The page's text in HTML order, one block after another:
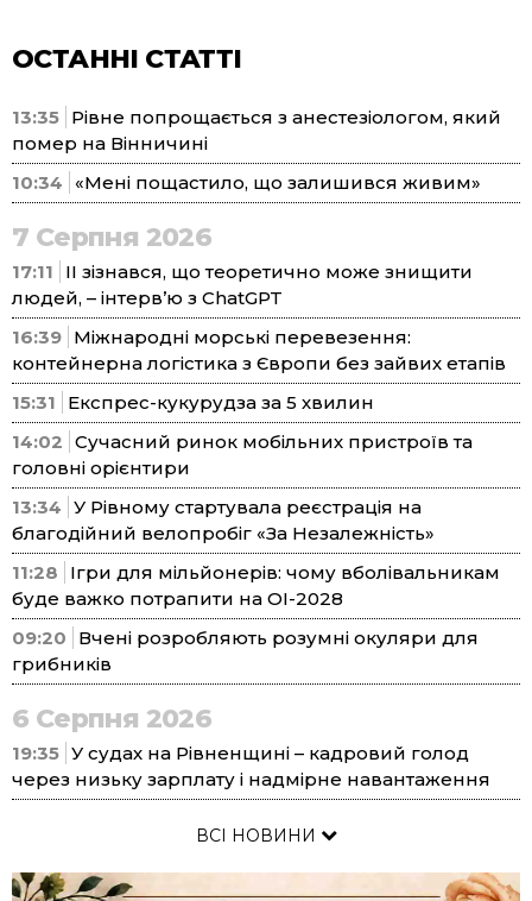
ОСТАННІ СТАТТІ
13:35 Рівне попрощається з анестезіологом, який
помер на Вінничині
10:34
«Мені пощастило, що залишився живим»
7 Серпня 2026
17:11
ІІ зізнався, що теоретично може знищити
людей, – інтерв’ю з ChatGPT
16:39 Міжнародні морські перевезення:
контейнерна логістика з Європи без зайвих етапів
15:31
Експрес-кукурудза за 5 хвилин
14:02 Сучасний ринок мобільних пристроїв та
головні орієнтири
13:34 У Рівному стартувала реєстрація на
благодійний велопробіг «За Незалежність»
11:28
Ігри для мільйонерів: чому вболівальникам
буде важко потрапити на ОІ-2028
09:20
Вчені розробляють розумні окуляри для
грибників
6 Серпня 2026
19:35 У судах на Рівненщині – кадровий голод
через низьку зарплату і надмірне навантаження
ВСІ НОВИНИ